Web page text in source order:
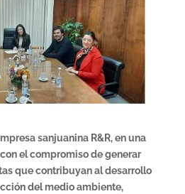
sanjuanina R&R, en una
el compromiso de generar
que contribuyan al desarrollo
del medio ambiente,